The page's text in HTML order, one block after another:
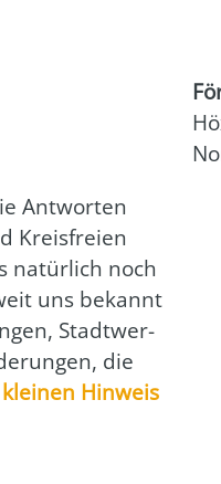
Ant­wor­ten
Kreis­frei­en
natür­lich noch
uns bekannt
Stadt­wer­
die
Hin­weis